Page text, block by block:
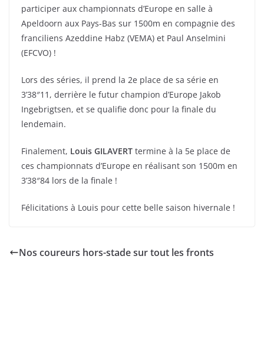
participer aux championnats d’Europe en salle à
Apeldoorn aux Pays-Bas sur 1500m en compagnie des
franciliens Azeddine Habz (VEMA) et Paul Anselmini
(EFCVO) !
Lors des séries, il prend la 2e place de sa série en
3’38″11, derrière le futur champion d’Europe Jakob
Ingebrigtsen, et se qualifie donc pour la finale du
lendemain.
Finalement, Louis GILAVERT termine à la 5e place de
ces championnats d’Europe en réalisant son 1500m en
3’38″84 lors de la finale !
Félicitations à Louis pour cette belle saison hivernale !
Nos coureurs hors-stade sur tout les fronts